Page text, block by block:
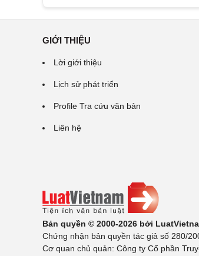
GIỚI THIỆU
Lời giới thiệu
Lịch sử phát triển
Profile Tra cứu văn bản
Liên hệ
Bản quyền © 2000-2026 bởi
Chứng nhận bản quyền tác giả số 280/
Cơ quan chủ quản: Công ty Cổ phần